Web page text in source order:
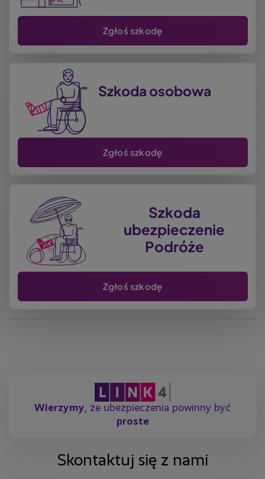
Zgłoś szkodę
Szkoda osobowa
Zgłoś szkodę
Image
Szkoda
ubezpieczenie
Podróże
Zgłoś szkodę
Wierzymy, że ubezpieczenia powinny być
proste
Skontaktuj się z nami